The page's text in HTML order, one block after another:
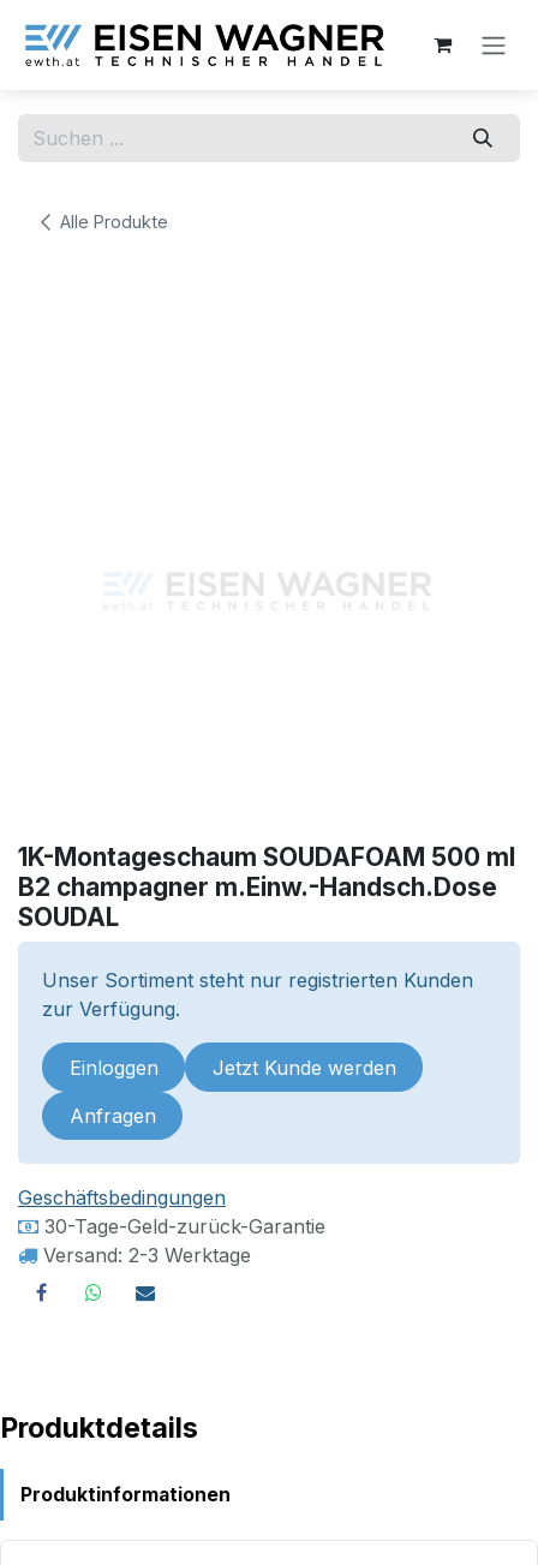
Alle Produkte
1K-Montageschaum SOUDAFOAM 500 ml
B2 champagner m.Einw.-Handsch.Dose
SOUDAL
Unser Sortiment steht nur registrierten Kunden
zur Verfügung.
Einloggen Jetzt Kunde werden
Anfragen
Geschäftsbedingungen
30-Tage-Geld-zurück-Garantie
Versand: 2-3 Werktage
Produktdetails
Produktinformationen